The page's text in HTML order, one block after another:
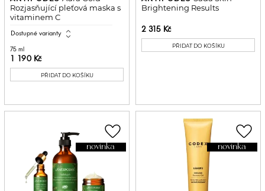
Rozjasňující pleťová maska s
vitaminem C
Dostupné varianty expand_all
75 ml
1 190 Kč
PŘIDAT DO KOŠÍKU
Brightening Results
2 315 Kč
PŘIDAT DO KOŠÍKU
novinka
favorite_border
novinka
favorite_border